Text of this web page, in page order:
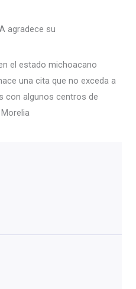
agradece su
el estado michoacano
una cita que no exceda a
con algunos centros de